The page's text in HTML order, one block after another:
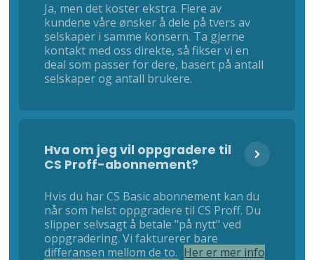
Ja, men det koster ekstra. Flere av
kundene våre ønsker å dele på tvers av
selskaper i samme konsern. Ta gjerne
kontakt med oss direkte, så fikser vi en
deal som passer for dere, basert på antall
selskaper og antall brukere.
Hva om jeg vil oppgradere til
CS Proff-abonnement?
Hvis du har CS Basic abonnement kan du
når som helst oppgradere til CS Proff. Du
slipper selvsagt å betale "på nytt" ved
oppgradering. Vi fakturerer bare
differansen mellom de to. Her er mer info